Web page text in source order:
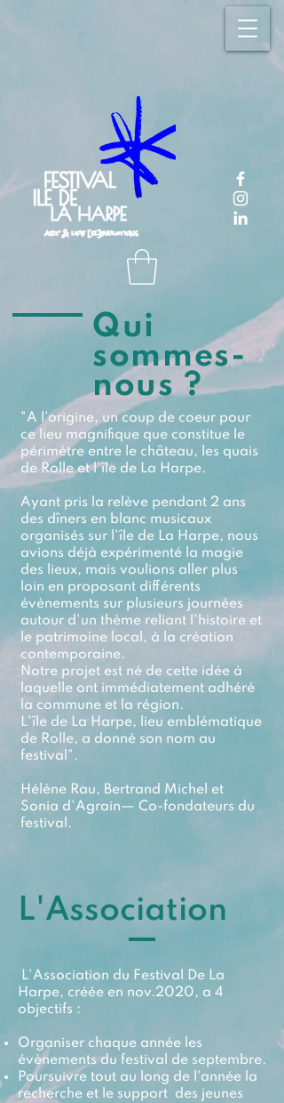
Qui
sommes-
nous ?
"A l'origine, un coup de coeur pour
ce lieu magnifique que constitue le
périmètre entre le château, les quais
de Rolle et l'île de La Harpe.
Ayant pris la relève pendant 2 ans
des dîners en blanc musicaux
organisés sur l'île de La Harpe, nous
avions déjà expérimenté la magie
des lieux, mais voulions aller plus
loin en proposant différents
évènements sur plusieurs journées
autour d'un thème reliant l'histoire et
le patrimoine local, à la création
contemporaine.
Notre projet est né de cette idée à
laquelle ont immédiatement adhéré
la commune et la région.
L'île de La Harpe, lieu emblématique
de Rolle, a donné son nom au
festival".
Hélène Rau, Bertrand Michel et
Sonia d'Agrain— Co-fondateurs du
festival.
L'Association
L'Association du Festival De La
Harpe, créée en nov.2020, a 4
objectifs :
Organiser chaque année les
évènements du festival de septembre.
Poursuivre tout au long de l'année la
recherche et le support des jeunes